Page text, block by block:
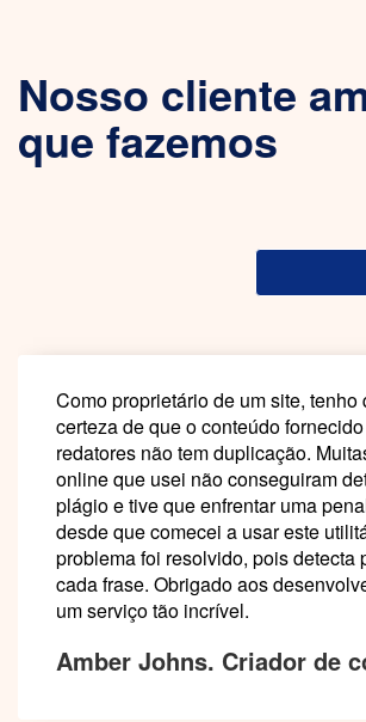
Nosso cliente
que fazemos
Como proprietário de um site, tenho
certeza de que o conteúdo
redatores não tem duplicação.
online que usei não conseguiram
plágio e tive que enfrentar uma
desde que comecei a usar este
problema foi resolvido, pois detecta
cada frase. Obrigado aos
um serviço tão incrível.
Amber Johns. Criador de